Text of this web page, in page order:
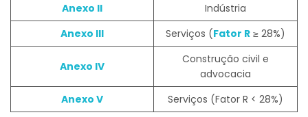
Anexo II
Indústria
Anexo III
Serviços (Fator R ≥ 28%)
Anexo IV
Construção civil e
advocacia
Anexo V
Serviços (Fator R < 28%)